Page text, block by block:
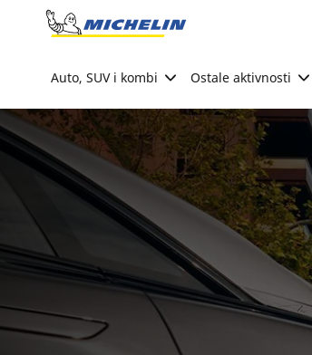
Go to page content
Auto, SUV i kombi Ostale aktivnosti